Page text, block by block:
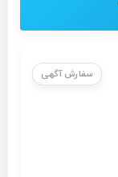
سفارش آگهی